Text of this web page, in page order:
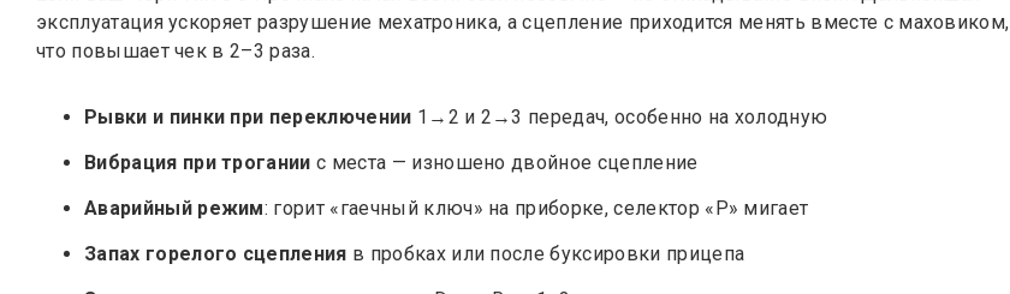
эксплуатация ускоряет разрушение мехатроника, а сцепление приходится менять вместе с маховиком,
что повышает чек в 2–3 раза.
Рывки и пинки при переключении 1→2 и 2→3 передач, особенно на холодную
Вибрация при трогании с места — изношено двойное сцепление
Аварийный режим: горит «гаечный ключ» на приборке, селектор «P» мигает
Запах горелого сцепления в пробках или после буксировки прицепа